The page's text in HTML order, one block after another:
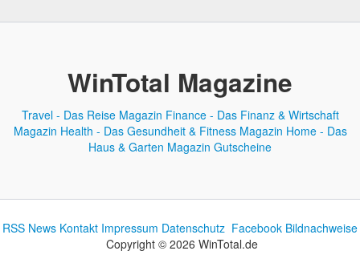
WinTotal Magazine
Travel - Das Reise Magazin Finance - Das Finanz & Wirtschaft
Magazin Health - Das Gesundheit & Fitness Magazin Home - Das
Haus & Garten Magazin Gutscheine
RSS News Kontakt Impressum Datenschutz Facebook Bildnachweise
Copyright © 2026 WinTotal.de